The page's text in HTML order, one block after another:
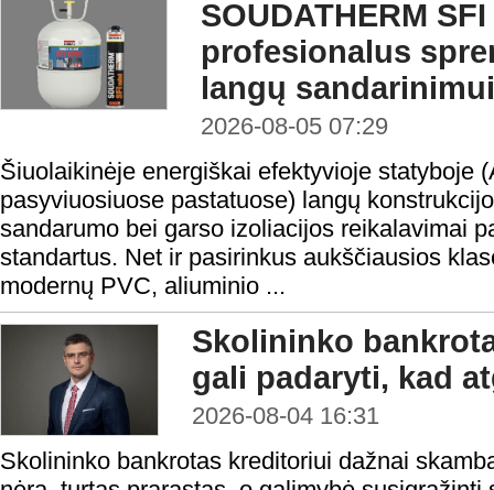
SOUDATHERM
profesionalus
langų
2026-08-05 07:29
Šiuolaikinėje energiškai efektyvioje statyboje
pasyviuosiuose pastatuose) langų
sandarumo bei garso izoliacijos reikalavimai
standartus. Net ir pasirinkus aukščiausios
modernų PVC, aliuminio ...
Skolininko
gali padaryti, kad
2026-08-04 16:31
Skolininko bankrotas kreditoriui dažnai